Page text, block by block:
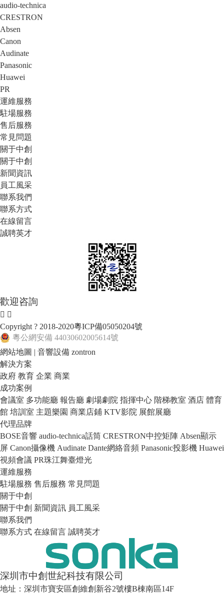
audio-technica
CRESTRON
Absen
Canon
Audinate
Panasonic
Huawei
PR
運維服務
駐場服務
售后服務
常見問題
關于中創
關于中創
新聞資訊
員工風采
聯系我們
聯系方式
在線留言
誠聘英才
歡迎咨詢
Copyright ? 2018-2020粵ICP備05050204號
粵公網安備 44030602005614號
網站地圖 | 音響設備 zontron
解決方案
政府 教育 企業 商業
成功案例
會議室 多功能廳 報告廳 劇場劇院 指揮中心 階梯教室 酒店 體育
館 培訓室 主題樂園 商業店鋪 KTV影院 展館展廳
代理品牌
BOSE音響 audio-technica話筒 CRESTRON中控矩陣 Absen顯示
屏 Canon攝像機 Audinate Dante網絡音頻 Panasonic投影機 Huawei
視頻會議 PR珠江舞臺燈光
運維服務
駐場服務 售后服務 常見問題
關于中創
關于中創 新聞資訊 員工風采
聯系我們
聯系方式 在線留言 誠聘英才
深圳市中創世紀科技有限公司
地址：深圳市寶安區創維創新谷2號樓B棟南區14F